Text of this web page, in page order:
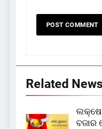
Related News
ଲକ୍ଷେ
ବଜାର